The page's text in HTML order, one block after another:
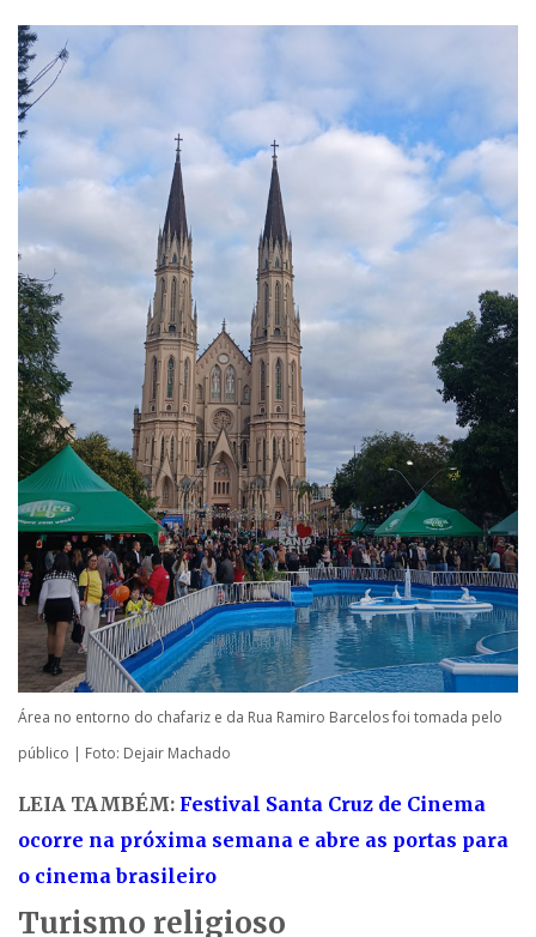
Área no entorno do chafariz e da Rua Ramiro Barcelos foi tomada pelo
público | Foto: Dejair Machado
LEIA TAMBÉM: Festival Santa Cruz de Cinema
ocorre na próxima semana e abre as portas para
o cinema brasileiro
Turismo religioso